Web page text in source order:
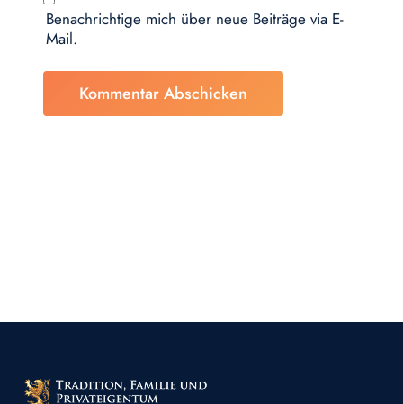
Benachrichtige mich über neue Beiträge via E-
Mail.